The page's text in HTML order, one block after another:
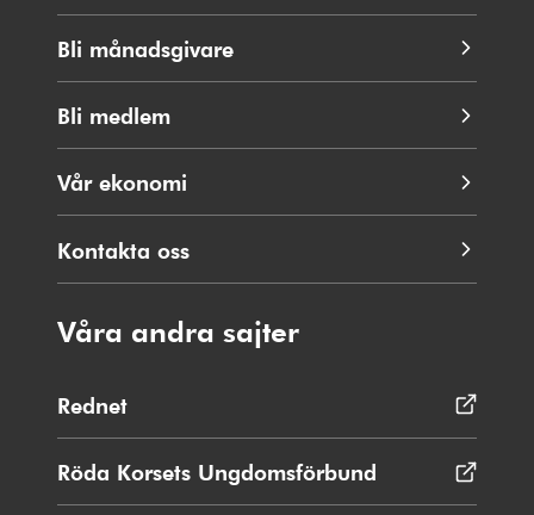
Bli månadsgivare
Bli medlem
Vår ekonomi
Kontakta oss
Våra andra sajter
Rednet
i
nytt
fönster
Röda Korsets Ungdomsförbund Öppnas
i